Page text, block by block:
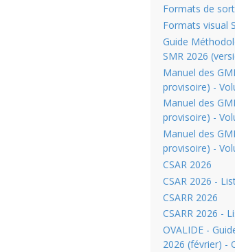
Formats de
Formats visual
Guide
SMR 2026
Manuel des
provisoire) -
Manuel des
provisoire) -
Manuel des
provisoire) -
CSAR 2026
CSAR 2026 -
CSARR 2026
CSARR 2026 -
OVALIDE -
2026 (février) -